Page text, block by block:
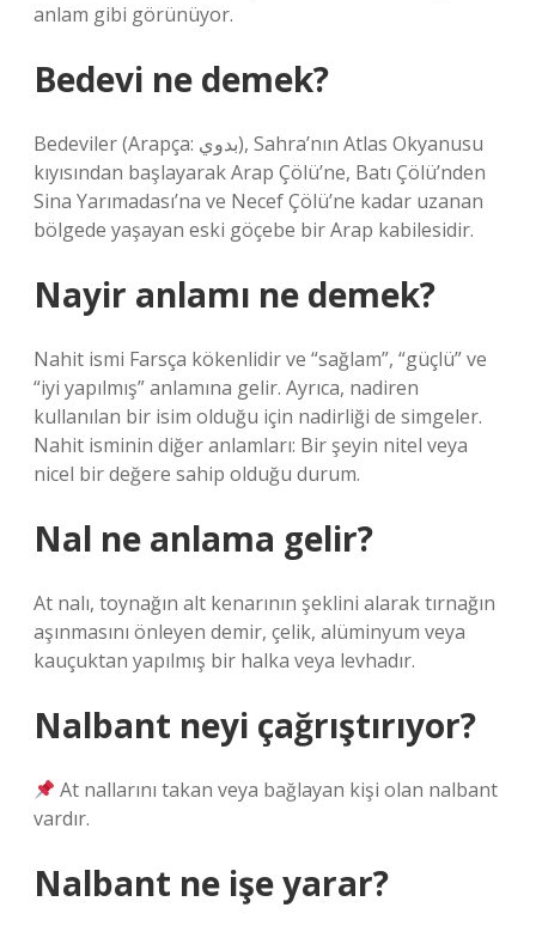
anlam gibi görünüyor.
Bedevi ne demek?
Bedeviler (Arapça: بدوي), Sahra’nın Atlas Okyanusu
kıyısından başlayarak Arap Çölü’ne, Batı Çölü’nden
Sina Yarımadası’na ve Necef Çölü’ne kadar uzanan
bölgede yaşayan eski göçebe bir Arap kabilesidir.
Nayir anlamı ne demek?
Nahit ismi Farsça kökenlidir ve “sağlam”, “güçlü” ve
“iyi yapılmış” anlamına gelir. Ayrıca, nadiren
kullanılan bir isim olduğu için nadirliği de simgeler.
Nahit isminin diğer anlamları: Bir şeyin nitel veya
nicel bir değere sahip olduğu durum.
Nal ne anlama gelir?
At nalı, toynağın alt kenarının şeklini alarak tırnağın
aşınmasını önleyen demir, çelik, alüminyum veya
kauçuktan yapılmış bir halka veya levhadır.
Nalbant neyi çağrıştırıyor?
At nallarını takan veya bağlayan kişi olan nalbant
vardır.
Nalbant ne işe yarar?